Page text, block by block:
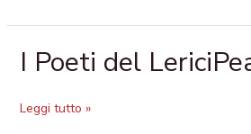
I Poeti del
Poeti
LericiPea
Leggi tutto »